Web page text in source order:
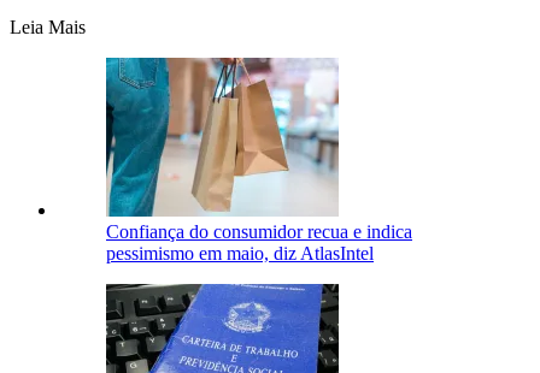
Leia Mais
Confiança do consumidor recua e indica
pessimismo em maio, diz AtlasIntel